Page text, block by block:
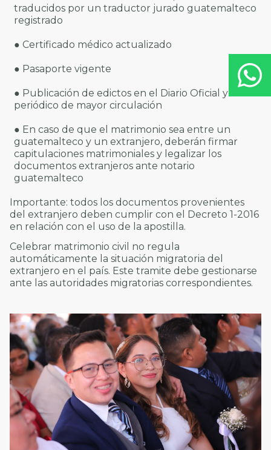
traducidos por un traductor jurado guatemalteco
registrado
● Certificado médico actualizado
● Pasaporte vigente
● Publicación de edictos en el Diario Oficial y otro
periódico de mayor circulación
● En caso de que el matrimonio sea entre un
guatemalteco y un extranjero, deberán firmar
capitulaciones matrimoniales y legalizar los
documentos extranjeros ante notario
guatemalteco
Importante: todos los documentos provenientes
del extranjero deben cumplir con el Decreto 1-2016
en relación con el uso de la apostilla.
Celebrar matrimonio civil no regula
automáticamente la situación migratoria del
extranjero en el país. Este tramite debe gestionarse
ante las autoridades migratorias correspondientes.